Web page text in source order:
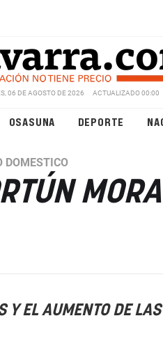
06 DE AGOSTO DE 2026 ACTUALIZADO 00:00
OSASUNA DEPORTE
DOMESTICO
Y EL AUMENTO DE LAS